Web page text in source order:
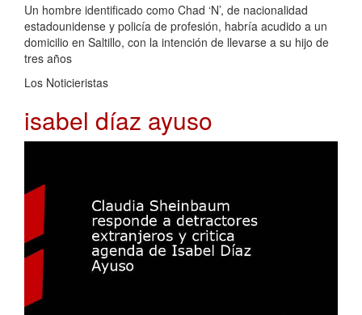
Un hombre identificado como Chad ‘N’, de nacionalidad
estadounidense y policía de profesión, habría acudido a un
domicilio en Saltillo, con la intención de llevarse a su hijo de
tres años
Los Noticieristas
isabel díaz ayuso